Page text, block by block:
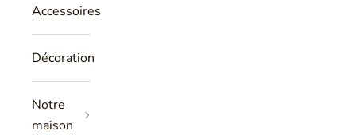
Accessoires
Décoration
Notre
maison